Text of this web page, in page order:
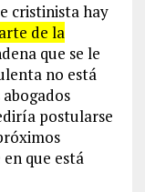
cristinista hay
de la
que se le
no está
postularse
que está